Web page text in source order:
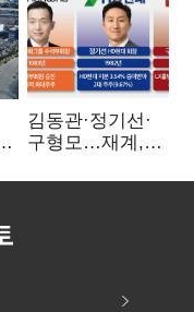
김동관·정기선·
구형모…재계,
전성시대